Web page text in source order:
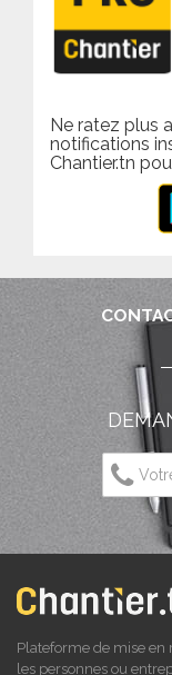
Ne ratez plus
notifications
Chantier.tn
Plateforme de mise en
les personnes ou